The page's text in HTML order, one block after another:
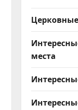
места